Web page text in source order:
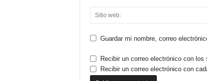
Guardar mi nombre, correo
Recibir un correo electrónico con
Recibir un correo electrónico con